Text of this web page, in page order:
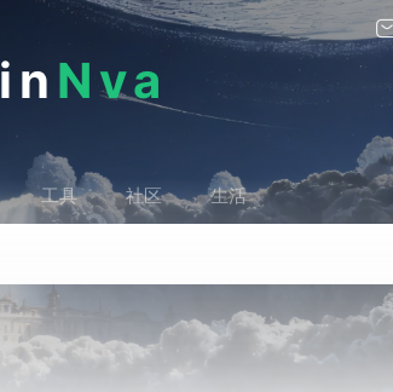
in Nva
工具 社区 生活